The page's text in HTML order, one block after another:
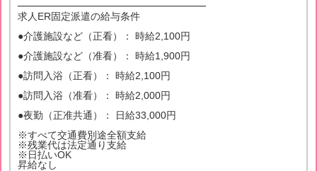
━━━━━━━━━━━━━━━━━━━
求人ER固定派遣の給与条件
●介護施設など（正看）： 時給2,100円
●介護施設など（准看）： 時給1,900円
●訪問入浴（正看）： 時給2,100円
●訪問入浴（准看）： 時給2,000円
●夜勤（正准共通）： 日給33,000円
※すべて交通費別途全額支給
※残業代は法定通り支給
※日払いOK
昇給なし